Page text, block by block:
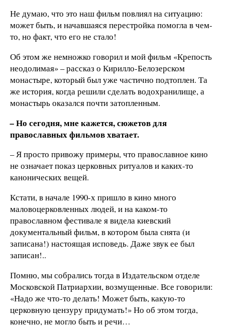
Не думаю, что это наш фильм повлиял на ситуацию:
может быть, и начавшаяся перестройка помогла в чем-
то, но факт, что его не стало!
Об этом же немножко говорил и мой фильм «Крепость
неодолимая» – рассказ о Кирилло-Белозерском
монастыре, который был уже частично подтоплен. Та
же история, когда решили сделать водохранилище, а
монастырь оказался почти затопленным.
–Но сегодня, мне кажется, сюжетов для
православных фильмов хватает.
– Я просто привожу примеры, что православное кино
не означает показ церковных ритуалов и каких-то
канонических вещей.
Кстати, в начале 1990-х пришло в кино много
маловоцерковленных людей, и на каком-то
православном фестивале я видела киевский
документальный фильм, в котором была снята (и
записана!) настоящая исповедь. Даже звук ее был
записан!..
Помню, мы собрались тогда в Издательском отделе
Московской Патриархии, возмущенные. Все говорили:
«Надо же что-то делать! Может быть, какую-то
церковную цензуру придумать!» Но об этом тогда,
конечно, не могло быть и речи…